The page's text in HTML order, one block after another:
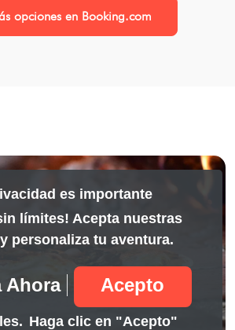
opciones en Booking.com
es importante
límites! Acepta nuestras
personaliza tu aventura.
Ahora Acepto
Haga clic en "Acepto"